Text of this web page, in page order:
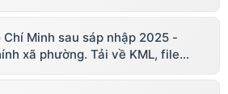
Chí Minh sau sáp nhập 2025 -
xã phường. Tải về KML, file